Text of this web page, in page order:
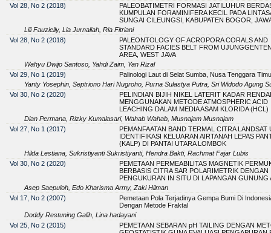
Vol 28, No 2 (2018)
PALEOBATIMETRI FORMASI JATILUHUR
KUMPULAN FORAMINIFERA KECIL PADA
SUNGAI CILEUNGSI, KABUPATEN BOGOR,
Lili Fauzielly, Lia Jurnaliah, Ria Fitriani
Vol 28, No 2 (2018)
PALEONTOLOGY OF ACROPORA CORALS AND
STANDARD FACIES BELT FROM
AREA, WEST JAVA
Wahyu Dwijo Santoso, Yahdi Zaim, Yan Rizal
Vol 29, No 1 (2019)
Palinologi Laut di Selat Sumba, Nusa Tenggara
Yanty Yosephin, Septriono Hari Nugroho, Purna Sulastya Putra, Sri Widodo Agung
Vol 30, No 2 (2020)
PELINDIAN BIJIH NIKEL LATERIT KADAR
MENGGUNAKAN METODE ATMOSPHERIC ACID
LEACHING DALAM MEDIA ASAM KLORIDA (HCL)
Dian Permana, Rizky Kumalasari, Wahab Wahab, Musnajam Musnajam
Vol 27, No 1 (2017)
PEMANFAATAN BAND TERMAL CITRA LANDSAT
IDENTIFIKASI KELUARAN AIRTANAH LEPAS
(KALP) DI PANTAI UTARA LOMBOK
Hilda Lestiana, Sukristiyanti Sukristiyanti, Hendra Bakti, Rachmat Fajar Lubis
Vol 30, No 2 (2020)
PEMETAAN PERMEABILITAS MAGNETIK
BERBASIS CITRA SAR POLARIMETRIK DENGAN
PENGUKURAN IN SITU DI LAPANGAN GUNUNG
Asep Saepuloh, Edo Kharisma Army, Zaki Hilman
Vol 17, No 2 (2007)
Pemetaan Pola Terjadinya Gempa Bumi Di
Dengan Metode Fraktal
Doddy Restuning Galih, Lina hadayani
Vol 25, No 2 (2015)
PEMETAAN SEBARAN pH TAILING DENGAN